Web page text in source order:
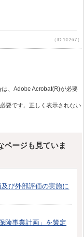
（ID:10267）
、Adobe Acrobat(R)が必要
要です。正しく表示されない
ページも見ていま
び外部評価の実施に
険事業計画」を策定